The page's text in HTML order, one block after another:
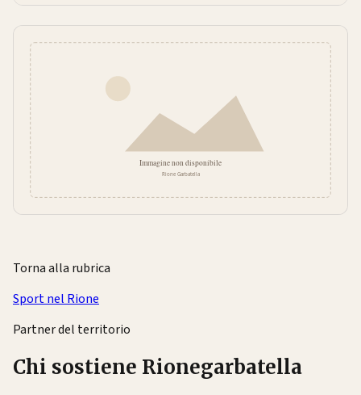
Torna alla rubrica
Sport nel Rione
Partner del territorio
Chi sostiene Rionegarbatella